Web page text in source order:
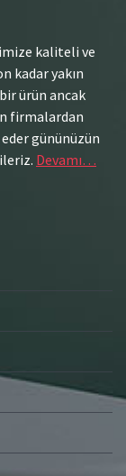
kaliteli ve
kadar yakın
ürün ancak
firmalardan
gününüzün
Devamı…